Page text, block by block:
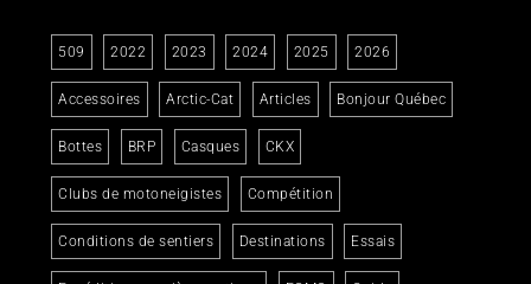
509 2022 2023 2024 2025 2026
Accessoires Arctic-Cat Articles Bonjour Québec
Bottes BRP Casques CKX
Clubs de motoneigistes Compétition
Conditions de sentiers Destinations Essais